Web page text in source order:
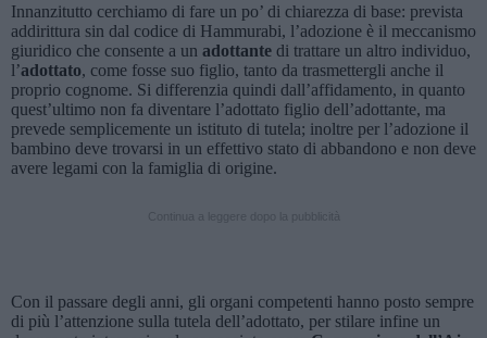
Innanzitutto cerchiamo di fare un po’ di chiarezza di base: prevista
addirittura sin dal codice di Hammurabi, l’adozione è il meccanismo
giuridico che consente a un adottante di trattare un altro individuo,
l’adottato, come fosse suo figlio, tanto da trasmettergli anche il
proprio cognome. Si differenzia quindi dall’affidamento, in quanto
quest’ultimo non fa diventare l’adottato figlio dell’adottante, ma
prevede semplicemente un istituto di tutela; inoltre per l’adozione il
bambino deve trovarsi in un effettivo stato di abbandono e non deve
avere legami con la famiglia di origine.
Con il passare degli anni, gli organi competenti hanno posto sempre
di più l’attenzione sulla tutela dell’adottato, per stilare infine un